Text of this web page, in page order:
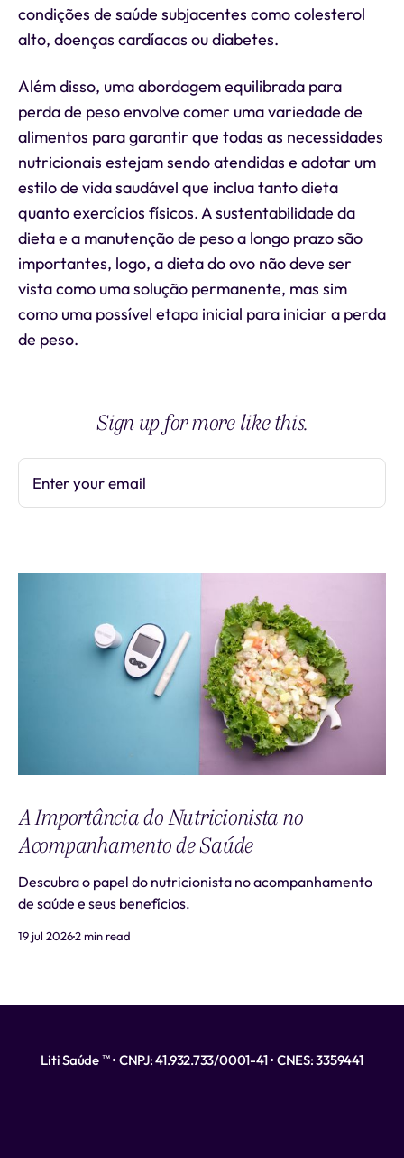
condições de saúde subjacentes como colesterol
alto, doenças cardíacas ou diabetes.
Além disso, uma abordagem equilibrada para
perda de peso envolve comer uma variedade de
alimentos para garantir que todas as necessidades
nutricionais estejam sendo atendidas e adotar um
estilo de vida saudável que inclua tanto dieta
quanto exercícios físicos. A sustentabilidade da
dieta e a manutenção de peso a longo prazo são
importantes, logo, a dieta do ovo não deve ser
vista como uma solução permanente, mas sim
como uma possível etapa inicial para iniciar a perda
de peso.
Sign up for more like this.
Enter your email
A Importância do Nutricionista no
Acompanhamento de Saúde
Descubra o papel do nutricionista no acompanhamento
de saúde e seus benefícios.
19 jul 20262 min read
Liti Saúde ™ • CNPJ: 41.932.733/0001-41 • CNES: 3359441